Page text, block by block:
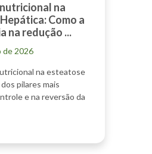
na
Como a
na redução ...
de 2026
na esteatose
pilares mais
e na reversão da